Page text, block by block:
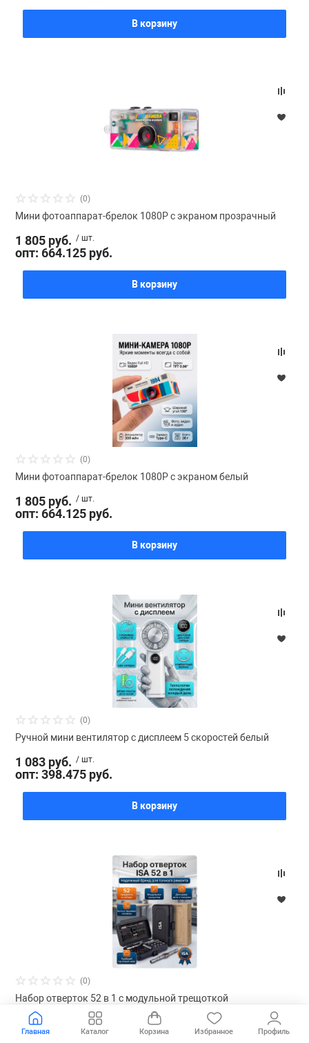
В корзину
(0)
Мини фотоаппарат-брелок 1080P с экраном прозрачный
1 805 руб. / шт.
опт: 664.125 руб.
В корзину
(0)
Мини фотоаппарат-брелок 1080P с экраном белый
1 805 руб. / шт.
опт: 664.125 руб.
В корзину
(0)
Ручной мини вентилятор с дисплеем 5 скоростей белый
1 083 руб. / шт.
опт: 398.475 руб.
В корзину
(0)
Набор отверток 52 в 1 с модульной трещоткой
1 691 руб. / шт.
опт: 966 руб.
Главная Каталог Корзина Избранное Профиль